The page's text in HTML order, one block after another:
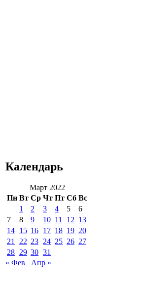
Календарь
Март 2022
Пн Вт Ср Чт Пт Сб Вс
1
2 3 4 5
6
7
8 9 10 11 12 13
14 15 16 17 18 19 20
21
22 23 24 25 26 27
28 29 30 31
« Фев
Апр »